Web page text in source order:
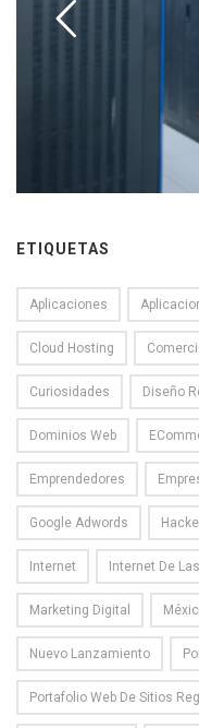
ETIQUETAS
Aplicaciones
Cloud Hosting
Curiosidades Diseño
Dominios Web
Emprendedores
Google Adwords
Internet Internet De
Marketing Digital
Nuevo Lanzamiento
Portafolio Web De Sitios